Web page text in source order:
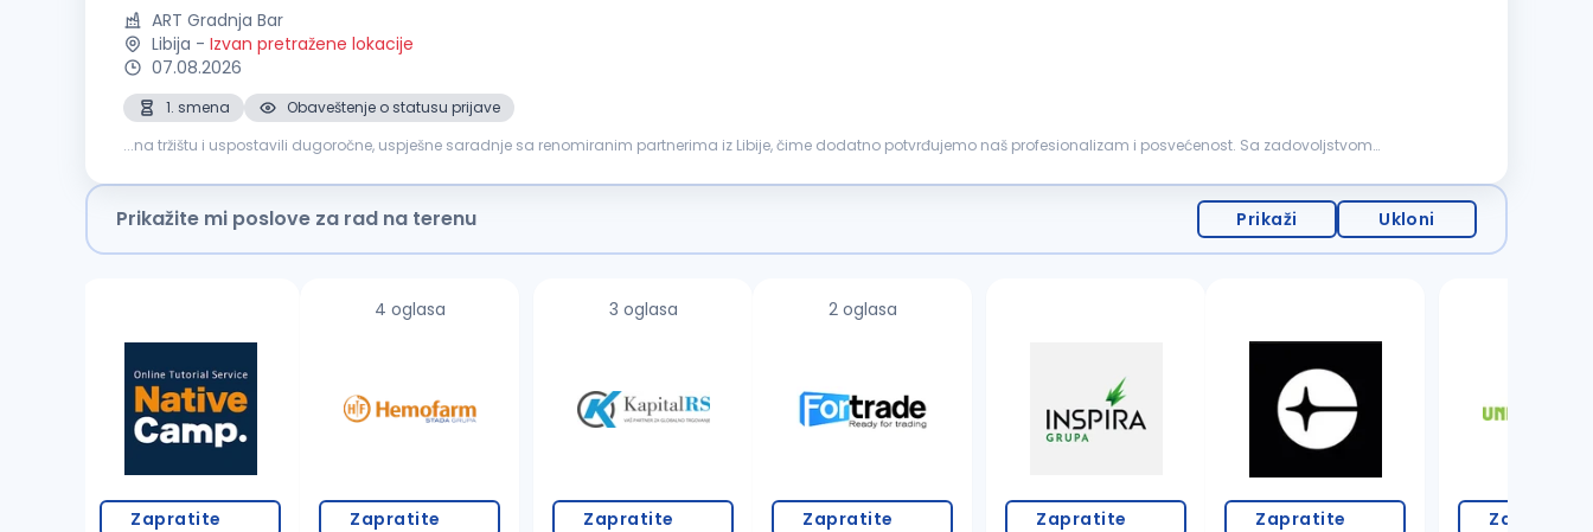
ART Gradnja Bar
Libija - Izvan pretražene lokacije
07.08.2026
1. smena
Obaveštenje o statusu prijave
...na tržištu i uspostavili dugoročne, uspješne saradnje sa renomiranim partnerima iz Libije, čime dodatno potvrđujemo naš profesionalizam i posvećenost. Sa zadovoljstvom
Prikažite mi poslove za rad na terenu Prikaži Ukloni
Zapratite
4 oglasa
Zapratite
3 oglasa
Zapratite
2 oglasa
Zapratite Zapratite Zapratite Zapratite